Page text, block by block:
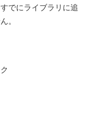
でにライブラリに追
。